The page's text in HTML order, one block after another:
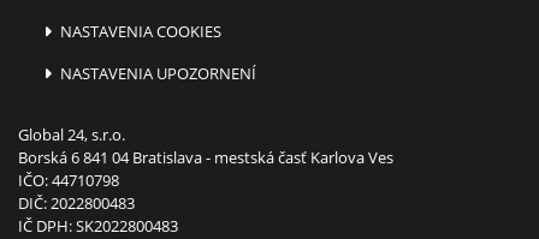
NASTAVENIA COOKIES
NASTAVENIA UPOZORNENÍ
Global 24, s.r.o.
Borská 6 841 04 Bratislava - mestská časť Karlova Ves
IČO: 44710798
DIČ: 2022800483
IČ DPH: SK2022800483